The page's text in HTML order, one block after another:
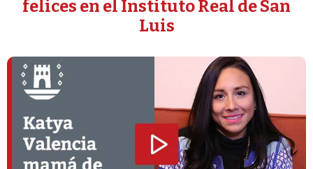
felices en el Instituto Real de San
Luis